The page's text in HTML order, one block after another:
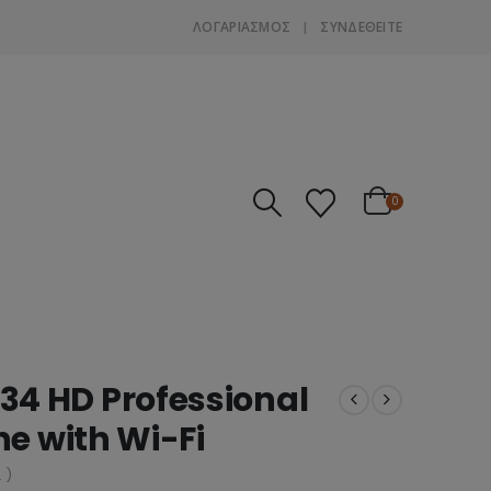
ΛΟΓΑΡΙΑΣΜΌΣ ΣΎΝΔΕΘΕΊΤΕ
0
HD Professional
with Wi-Fi
)